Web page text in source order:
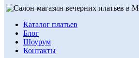
Каталог платьев
Блог
Шоурум
Контакты